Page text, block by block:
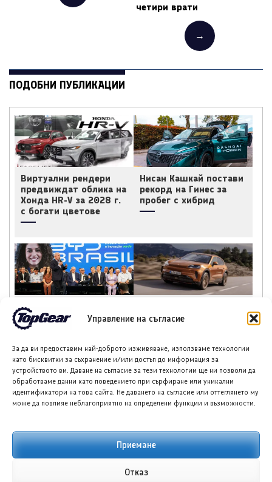
Управление на съгласие
За да ви предоставим най-доброто изживяване, използваме технологии
като бисквитки за съхранение и/или достъп до информация за
устройството ви. Даване на съгласие за тези технологии ще ни позволи да
обработваме данни като поведението при сърфиране или уникални
идентификатори на това сайта. Не даването на съгласие или оттеглянето му
може да повлияе неблагоприятно на определени функции и възможности.
Приемане
Отказ
четири врати
→
ПОДОБНИ ПУБЛИКАЦИИ
Виртуални рендери
предвиждат облика на
Хонда HR-V за 2028 г.
с богати цветове
Нисан Кашкай постави
рекорд на Гинес за
пробег с хибрид
БИД Сунг Про Супер
Хибрид е първият
plug-in хибрид на
Бразилия
гама от бензинови,
за 2027 г.
НОВИ ПУБЛИКАЦИИ